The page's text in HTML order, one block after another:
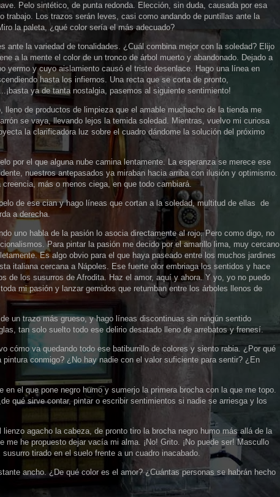
Pelo sintético, de punta redonda. Elección, sin duda, causada por esa
trabajo. Los trazos serán leves, casi como andando de puntillas ante la
la paleta, ¿qué color sería el más adecuado?
ante la variedad de tonalidades. ¿Cuál combina mejor con la soledad? Elijo
a la mente el color de un tronco de árbol muerto y abandonado. Dejado a
yermo y cuyo aislamiento causó el triste desenlace. Hago una línea en
hasta los infiernos. Una recta que se corta de pronto,
ya de tanta nostalgia, pasemos al siguiente sentimiento!
lleno de productos de limpieza que el amable muchacho de la tienda me
se vaya, llevando lejos la temida soledad. Mientras, vuelvo mi curiosa
la clarificadora luz sobre el cuadro dándome la solución del próximo
por el que alguna nube camina lentamente. La esperanza se merece ese
nuestros antepasados ya miraban hacia arriba con ilusión y optimismo.
más o menos ciega, en que todo cambiará.
de ese cian y hago líneas que cortan a la soledad, multitud de ellas de
a derecha.
uno habla de la pasión lo asocia directamente al rojo. Pero como digo, no
Para pintar la pasión me decido por el amarillo lima, muy cercano
Es algo obvio para el que haya paseado entre los muchos jardines
italiana cercana a Nápoles. Ese fuerte olor embriaga los sentidos y hace
de los susurros de Afrodita. Haz el amor, aquí y ahora. Y yo, yo no puedo
mi pasión y lanzar gemidos que retumban entre los árboles llenos de
un trazo más grueso, y hago líneas discontinuas sin ningún sentido
tan solo suelto todo ese delirio desatado lleno de arrebatos y frenesí.
cómo va quedando todo ese batiburrillo de colores y siento rabia. ¿Por qué
pintura conmigo? ¿No hay nadie con el valor suficiente para sentir? ¿En
en el que pone negro humo y sumerjo la primera brocha con la que me topo.
qué sirve contar, pintar o escribir sentimientos si nadie se arriesga y los
agacho la cabeza, de pronto tiro la brocha negro humo más allá de la
me he propuesto dejar vacía mi alma. ¡No! Grito. ¡No puede ser! Mascullo
tirado en el suelo frente a un cuadro inacabado.
ancho. ¿De qué color es el amor? ¿Cuántas personas se habrán hecho